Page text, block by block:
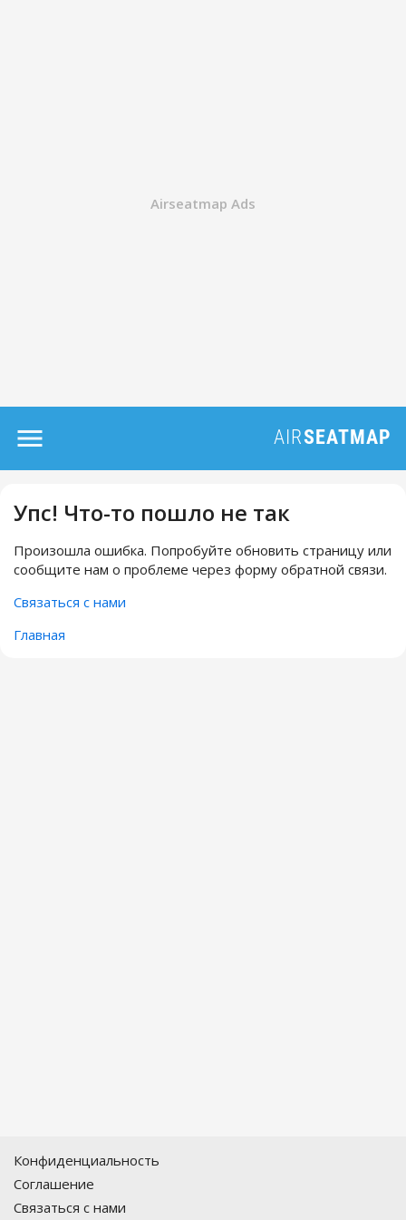
Упс! Что-то пошло не так
Произошла ошибка. Попробуйте обновить страницу или
сообщите нам о проблеме через форму обратной связи.
Связаться с нами
Главная
Конфиденциальность
Соглашение
Связаться с нами